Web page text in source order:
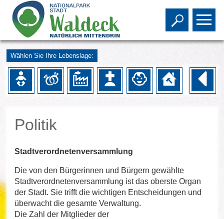
Toggle
Wählen Sie Ihre Lebenslage:
Politik
Stadtverordnetenversammlung
Die von den Bürgerinnen und Bürgern gewählte
Stadtverordnetenversammlung ist das oberste Organ
der Stadt. Sie trifft die wichtigen Entscheidungen und
überwacht die gesamte Verwaltung.
Die Zahl der Mitglieder der